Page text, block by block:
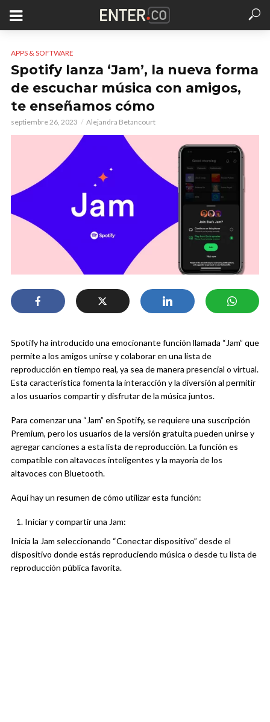
APPS & SOFTWARE
Spotify lanza ‘Jam’, la nueva forma
de escuchar música con amigos,
te enseñamos cómo
septiembre 26, 2023 Alejandra Betancourt
Spotify ha introducido una emocionante función llamada “Jam” que
permite a los amigos unirse y colaborar en una lista de
reproducción en tiempo real, ya sea de manera presencial o virtual.
Esta característica fomenta la interacción y la diversión al permitir
a los usuarios compartir y disfrutar de la música juntos.
Para comenzar una “Jam” en Spotify, se requiere una suscripción
Premium, pero los usuarios de la versión gratuita pueden unirse y
agregar canciones a esta lista de reproducción. La función es
compatible con altavoces inteligentes y la mayoría de los
altavoces con Bluetooth.
Aquí hay un resumen de cómo utilizar esta función:
Iniciar y compartir una Jam:
Inicia la Jam seleccionando “Conectar dispositivo” desde el
dispositivo donde estás reproduciendo música o desde tu lista de
reproducción pública favorita.